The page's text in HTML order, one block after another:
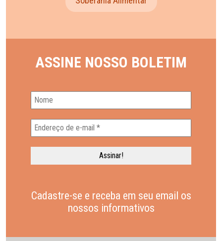
ASSINE NOSSO BOLETIM
Cadastre-se e receba em seu email os
nossos informativos